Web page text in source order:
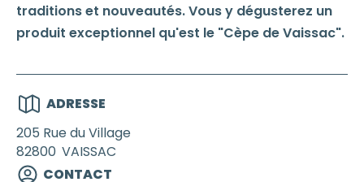
traditions et nouveautés. Vous y dégusterez un
produit exceptionnel qu'est le "Cèpe de Vaissac".
ADRESSE
205 Rue du Village
82800 VAISSAC
CONTACT